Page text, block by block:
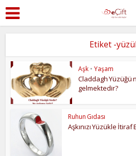
Etiket -
Aşk • Yaşam
Claddagh Yüzüğü
gelmektedir?
Ruhun Gıdası
Aşkınızı Yüzükle İtiraf